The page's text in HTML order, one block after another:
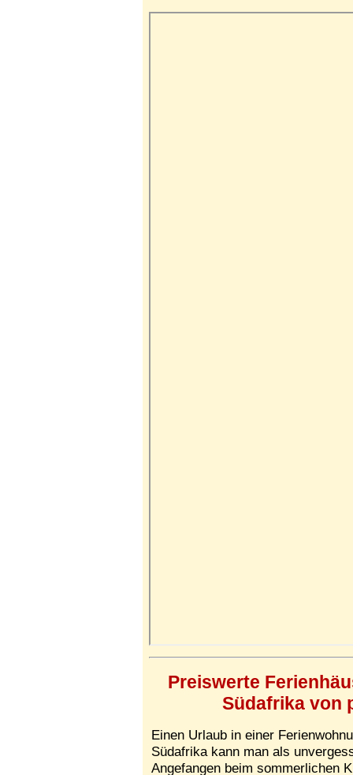
Preiswerte
Südafrika von
Einen Urlaub in einer
Südafrika kann man als
Angefangen beim sommerlichen